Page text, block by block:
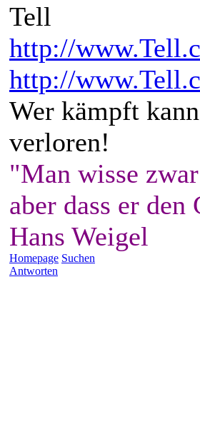
Tell
http://
http://
Wer kämpft
verloren!
"Man wisse
aber dass er den
Hans Weigel
Homepage Suchen
Antworten